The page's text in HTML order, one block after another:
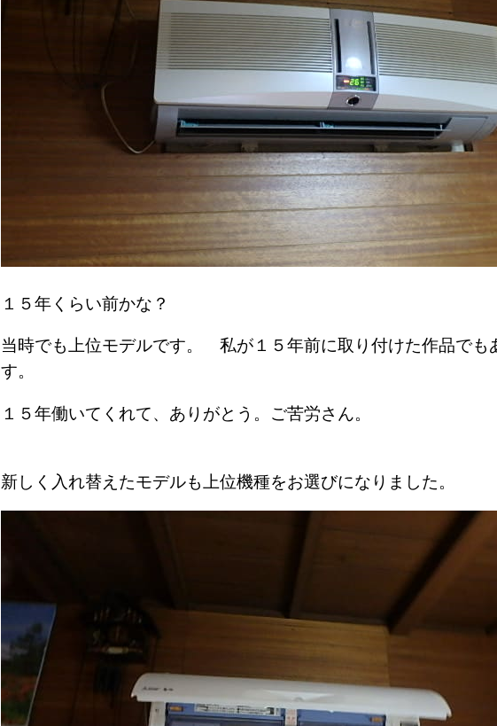
１５年くらい前かな？
当時でも上位モデルです。 私が１５年前に取り付けた作品でも
す。
１５年働いてくれて、ありがとう。ご苦労さん。
新しく入れ替えたモデルも上位機種をお選びになりました。